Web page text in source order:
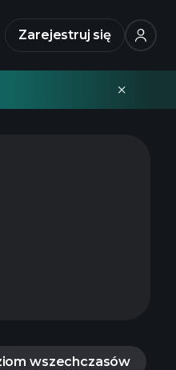
Zarejestruj się
wszechczasów